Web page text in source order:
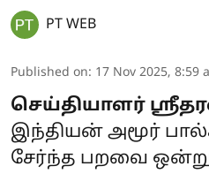
PT WEB
Published on: 17 Nov 2025, 8:59
செய்தியாளர்
இந்தியன் அமூர்
சேர்ந்த பறவை